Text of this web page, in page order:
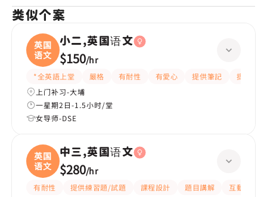
类似个案
英国
语文
小二,英国语文
$150/hr
*全英語上堂 嚴格 有耐性 有愛心 提供筆記
提供練
上门补习-大埔
一星期2日-1.5小时/堂
女导师-DSE
英国
语文
中三,英国语文
$280/hr
有耐性 提供練習題/試題 課程設計 題目講解
互動教學